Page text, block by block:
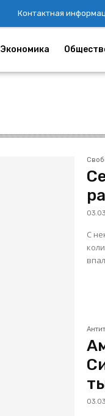
Контактная
Экономика
С некоторых пор я
количеством